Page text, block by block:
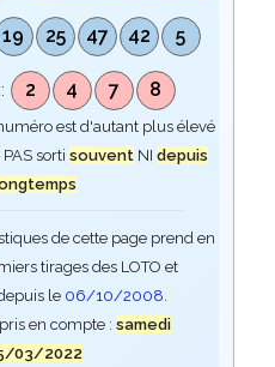
19 25 47 42 5
2 4 7 8
est d'autant plus élevé
sortisouvent NIdepuis
de cette page prend en
tirages des LOTO et
le 06/10/2008.
en compte :samedi
03/2022